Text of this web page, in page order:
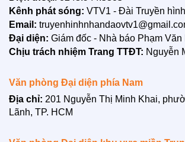
Kênh phát sóng: VTV1 - Đài Truyền
Email:
Đại diện: Giám đốc - Nhà báo Phạm Văn
Chịu trách nhiệm Trang TTĐT: Nguyễn
Văn phòng Đại diện phía Nam
Địa chỉ: 201 Nguyễn Thị Minh Khai,
Lãnh, TP. HCM